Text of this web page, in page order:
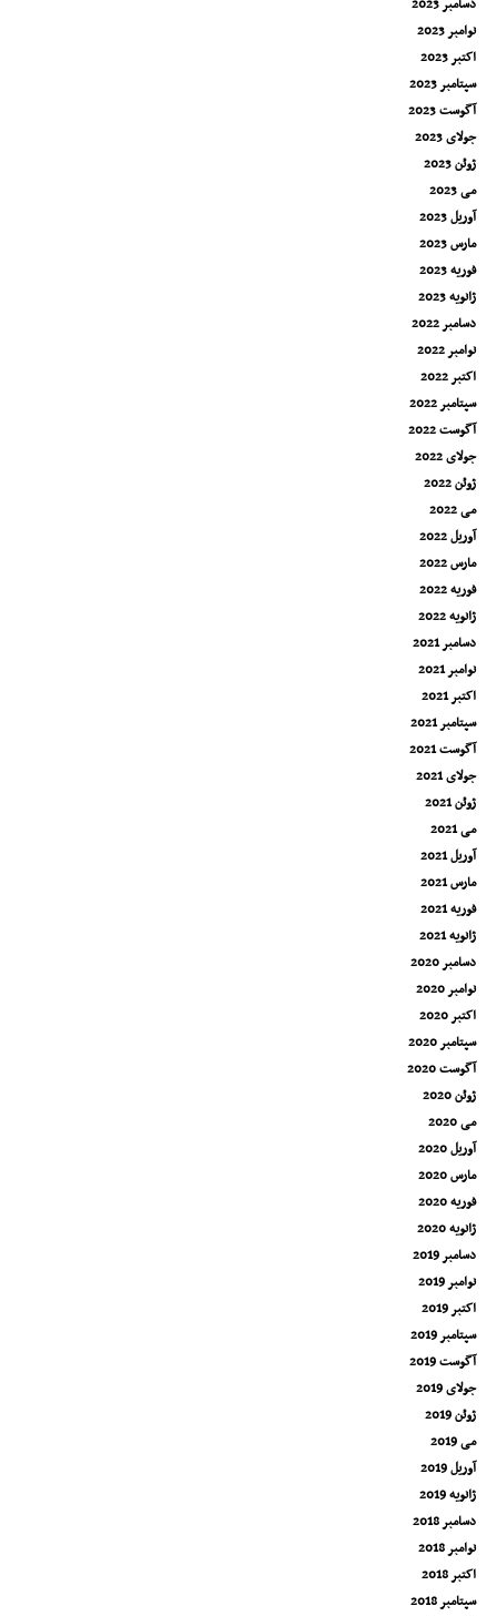
دسامبر 2023
نوامبر 2023
اکتبر 2023
سپتامبر 2023
آگوست 2023
جولای 2023
ژوئن 2023
می 2023
آوریل 2023
مارس 2023
فوریه 2023
ژانویه 2023
دسامبر 2022
نوامبر 2022
اکتبر 2022
سپتامبر 2022
آگوست 2022
جولای 2022
ژوئن 2022
می 2022
آوریل 2022
مارس 2022
فوریه 2022
ژانویه 2022
دسامبر 2021
نوامبر 2021
اکتبر 2021
سپتامبر 2021
آگوست 2021
جولای 2021
ژوئن 2021
می 2021
آوریل 2021
مارس 2021
فوریه 2021
ژانویه 2021
دسامبر 2020
نوامبر 2020
اکتبر 2020
سپتامبر 2020
آگوست 2020
ژوئن 2020
می 2020
آوریل 2020
مارس 2020
فوریه 2020
ژانویه 2020
دسامبر 2019
نوامبر 2019
اکتبر 2019
سپتامبر 2019
آگوست 2019
جولای 2019
ژوئن 2019
می 2019
آوریل 2019
ژانویه 2019
دسامبر 2018
نوامبر 2018
اکتبر 2018
سپتامبر 2018